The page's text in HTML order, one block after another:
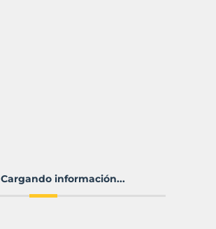
Cargando información...